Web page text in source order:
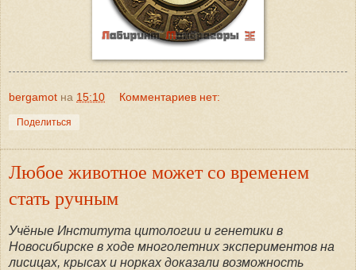
bergamot на 15:10 Комментариев нет:
Поделиться
Любое животное может со временем
стать ручным
Учёные Института цитологии и генетики в
Новосибирске в ходе многолетних экспериментов на
лисицах, крысах и норках доказали возможность